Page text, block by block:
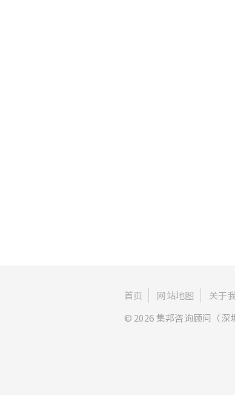
首页 网站地图 关于
© 2026 集邦咨询顾问（深